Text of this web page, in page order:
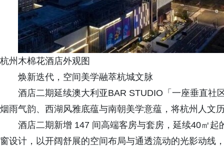
杭州木棉花酒店外观图
焕新迭代，空间美学融萃杭城文脉
酒店二期延续澳大利亚BAR STUDIO「一座垂直社
烟雨气韵、西湖风雅底蕴与南朝美学意蕴，将杭州人文
酒店二期新增 147 间高端客房与套房，延续40㎡
窗设计，以开阔舒展的空间布局与通透流动的光影动线